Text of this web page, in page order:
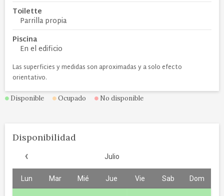
Toilette
Parrilla propia
Piscina
En el edificio
Las superficies y medidas son aproximadas y a solo efecto
orientativo.
Disponible Ocupado No disponible
Disponibilidad
‹ Julio
Lun Mar Mié Jue Vie Sab Dom